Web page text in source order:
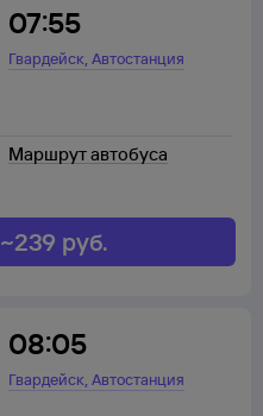
07:55
Гвардейск,Автостанция
Маршрут автобуса
~239 руб.
08:05
Гвардейск,Автостанция